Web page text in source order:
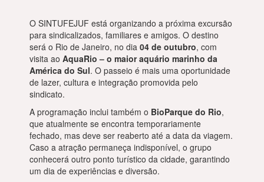
O SINTUFEJUF está organizando a próxima excursão
para sindicalizados, familiares e amigos. O destino
será o Rio de Janeiro, no dia 04 de outubro, com
visita ao AquaRio – o maior aquário marinho da
América do Sul. O passeio é mais uma oportunidade
de lazer, cultura e integração promovida pelo
sindicato.
A programação inclui também o BioParque do Rio,
que atualmente se encontra temporariamente
fechado, mas deve ser reaberto até a data da viagem.
Caso a atração permaneça indisponível, o grupo
conhecerá outro ponto turístico da cidade, garantindo
um dia de experiências e diversão.